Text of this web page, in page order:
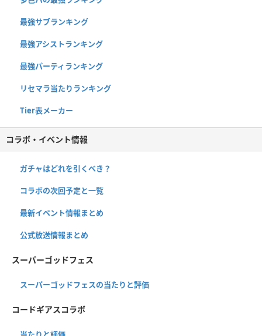
最強サブランキング
最強アシストランキング
最強パーティランキング
リセマラ当たりランキング
Tier表メーカー
コラボ・イベント情報
ガチャはどれを引くべき？
コラボの次回予定と一覧
最新イベント情報まとめ
公式放送情報まとめ
スーパーゴッドフェス
スーパーゴッドフェスの当たりと評価
コードギアスコラボ